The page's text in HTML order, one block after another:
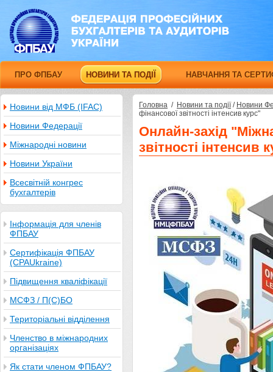
ПРО ФПБАУ НОВИНИ ТА ПОДІЇ НАВЧАННЯ ТА
Новини від МФБ (IFAC)
Новини Федерації
Міжнародні новини
Новини України
Всесвітній конгрес
бухгалтерів
Інформація для членів
ФПБАУ
Сертифікація ФПБАУ
(CPAUkraine)
Підвищення кваліфікації
МСФЗ / П(С)БО
Територіальні відділення
Членство в міжнародних
організаціях
Як стати членом ФПБАУ?
Головна / Новини та події/ Новини
фінансової звітності інтенсив курс"
Онлайн-захід
звітності інтенсив